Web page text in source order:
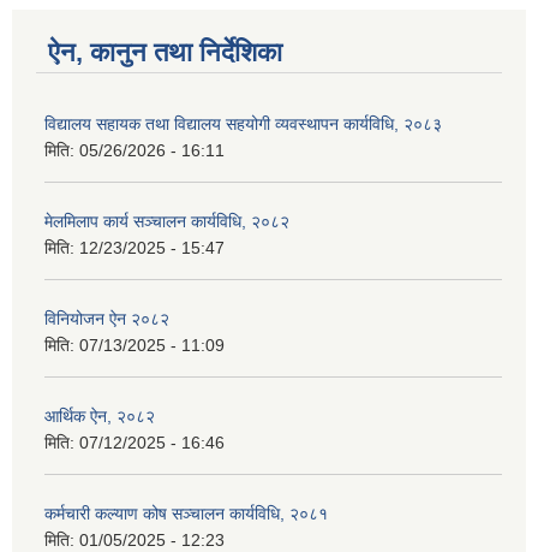
ऐन, कानुन तथा निर्देशिका
विद्यालय सहायक तथा विद्यालय सहयोगी व्यवस्थापन कार्यविधि, २०८३
मिति: 05/26/2026 - 16:11
मेलमिलाप कार्य सञ्चालन कार्यविधि, २०८२
मिति: 12/23/2025 - 15:47
विनियोजन ऐन २०८२
मिति: 07/13/2025 - 11:09
आर्थिक ऐन, २०८२
मिति: 07/12/2025 - 16:46
कर्मचारी कल्याण कोष सञ्चालन कार्यविधि, २०८१
मिति: 01/05/2025 - 12:23